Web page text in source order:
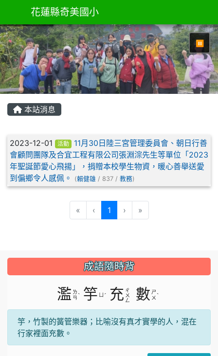
⏸
本站消息
文章列表
2023-12-01 活動
11月30日陸三宮管理委員會、朝日行善
會顧問團隊及合宜工程有限公司張淵淙先生等單位「2023
年聖誕節愛心飛揚」，捐贈本校學生物資，暖心善舉送愛
到偏鄉令人感佩。
(賴健雄 / 837 / 教務)
« ‹ 1(目前頁次)
› »
成語隨時背
濫 ㄌ
ㄢ ˋ 竽 ㄩ ˊ 充 ㄔ
ㄨ
ㄥ
數 ㄕ
ㄨ ˋ
竽，竹製的簧管樂器；比喻沒有真才實學的人，混在
行家裡面充數。
花蓮縣奇美國小